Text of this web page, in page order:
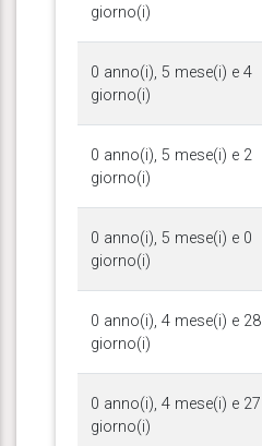
giorno(i)
0 anno(i), 5 mese(i) e 4
giorno(i)
0 anno(i), 5 mese(i) e 2
giorno(i)
0 anno(i), 5 mese(i) e 0
giorno(i)
0 anno(i), 4 mese(i) e 28
giorno(i)
0 anno(i), 4 mese(i) e 27
giorno(i)